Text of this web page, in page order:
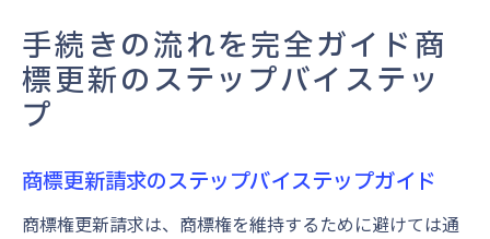
手続きの流れを完全ガイド商
標更新のステップバイステッ
プ
商標更新請求のステップバイステップガイド
商標権更新請求は、商標権を維持するために避けては通